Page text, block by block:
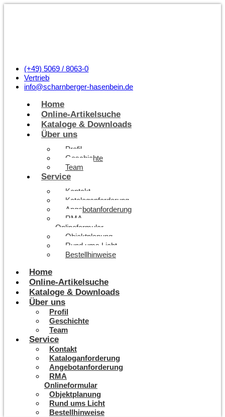
(+49) 5069 / 8063-0
Vertrieb
info@scharnberger-hasenbein.de
Home
Online-Artikelsuche
Kataloge & Downloads
Über uns
Profil
Geschichte
Team
Service
Kontakt
Kataloganforderung
Angebotanforderung
RMA
Onlineformular
Objektplanung
Rund ums Licht
Bestellhinweise
Home
Online-Artikelsuche
Kataloge & Downloads
Über uns
Profil
Geschichte
Team
Service
Kontakt
Kataloganforderung
Angebotanforderung
RMA
Onlineformular
Objektplanung
Rund ums Licht
Bestellhinweise